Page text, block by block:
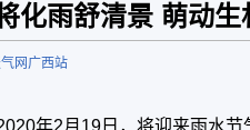
化雨舒清景 萌动生
网广西站
年2月19日，将迎来雨水